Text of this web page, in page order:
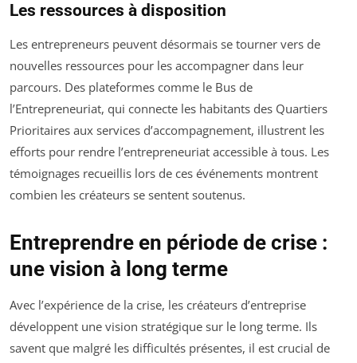
Les ressources à disposition
Les entrepreneurs peuvent désormais se tourner vers de
nouvelles ressources pour les accompagner dans leur
parcours. Des plateformes comme le Bus de
l’Entrepreneuriat, qui connecte les habitants des Quartiers
Prioritaires aux services d’accompagnement, illustrent les
efforts pour rendre l’entrepreneuriat accessible à tous. Les
témoignages recueillis lors de ces événements montrent
combien les créateurs se sentent soutenus.
Entreprendre en période de crise :
une vision à long terme
Avec l’expérience de la crise, les créateurs d’entreprise
développent une vision stratégique sur le long terme. Ils
savent que malgré les difficultés présentes, il est crucial de